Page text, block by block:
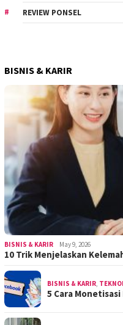
REVIEW PONSEL
BISNIS & KARIR
BISNIS & KARIR May 9, 2026
10 Trik Menjelaskan
BISNIS & KARIR
5 Cara